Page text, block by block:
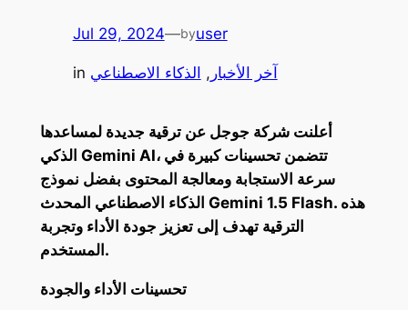
Jul 29, 2024—byuser
in آخر الأخبار , الذكاء الاصطناعي
أعلنت شركة جوجل عن ترقية جديدة لمساعدها
الذكي Gemini AI، تتضمن تحسينات كبيرة في
سرعة الاستجابة ومعالجة المحتوى بفضل نموذج
الذكاء الاصطناعي المحدث Gemini 1.5 Flash. هذه
الترقية تهدف إلى تعزيز جودة الأداء وتجربة
المستخدم.
تحسينات الأداء والجودة